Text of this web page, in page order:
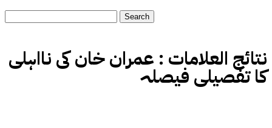
نتائج العلامات : عمران خان کی نااہلی
کا تفصیلی فیصلہ